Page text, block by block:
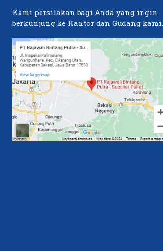
Kami persilakan bagi Anda yang ingin
berkunjung ke Kantor dan Gudang kami.